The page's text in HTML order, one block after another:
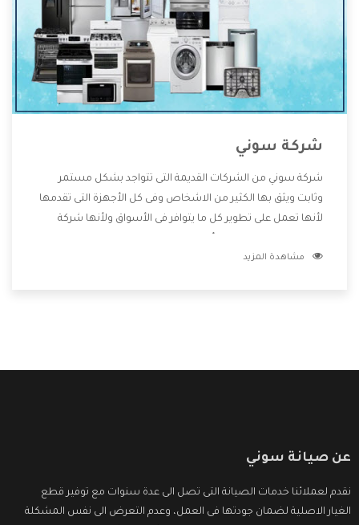
شركة سوني
شركة سوني من الشركات القديمة التى تتواجد بشكل مستمر
وثابت ويثق بها الكثير من الاشخاص وفى كل الأجهزة التى تقدمها
لأنها تعمل على تطوير كل ما يتوافر فى الأسواق ولأنها شركة
وتقدم للعملاء أقوى العروض والخصومات التى تسهل على
مشاهدة المزيد
عن صيانة سوني
نقدم لعملائنا خدمات الصيانة التى تصل الى عدة سنوات مع توفير قطع
الغيار الاصلية لضمان جودتها فى العمل، وعدم التعرض الى نفس المشكلة